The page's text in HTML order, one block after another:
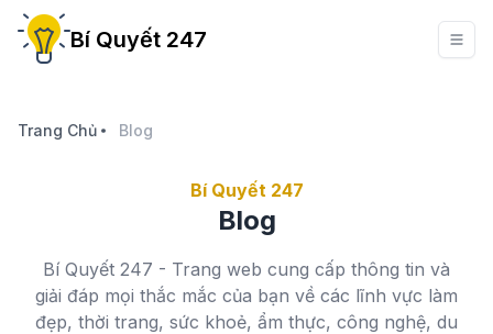
Bí Quyết 247
Trang Chủ Blog
Bí Quyết 247
Blog
Bí Quyết 247 - Trang web cung cấp thông tin và
giải đáp mọi thắc mắc của bạn về các lĩnh vực làm
đẹp, thời trang, sức khoẻ, ẩm thực, công nghệ, du